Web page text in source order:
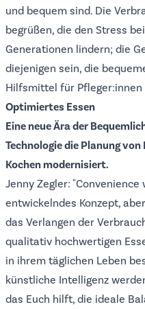
und bequem sind. Die
begrüßen, die den Stress
Generationen lindern; die
diejenigen sein, die
Hilfsmittel für
Optimiertes Essen
Eine neue Ära der
Technologie die Planung
Kochen modernisiert.
Jenny Zegler:
entwickelndes Konzept,
das Verlangen der
qualitativ hochwertigen
in ihrem täglichen Leben
künstliche Intelligenz
das Euch hilft, die ideale